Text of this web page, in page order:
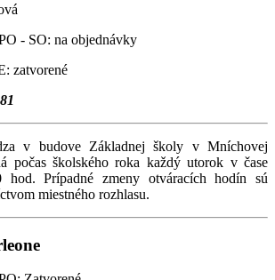
- SO: na objednávky
v budove Základnej školy v Mníchovej
počas školského roka každý utorok v čase
Prípadné zmeny otváracích hodín sú
miestného rozhlasu.